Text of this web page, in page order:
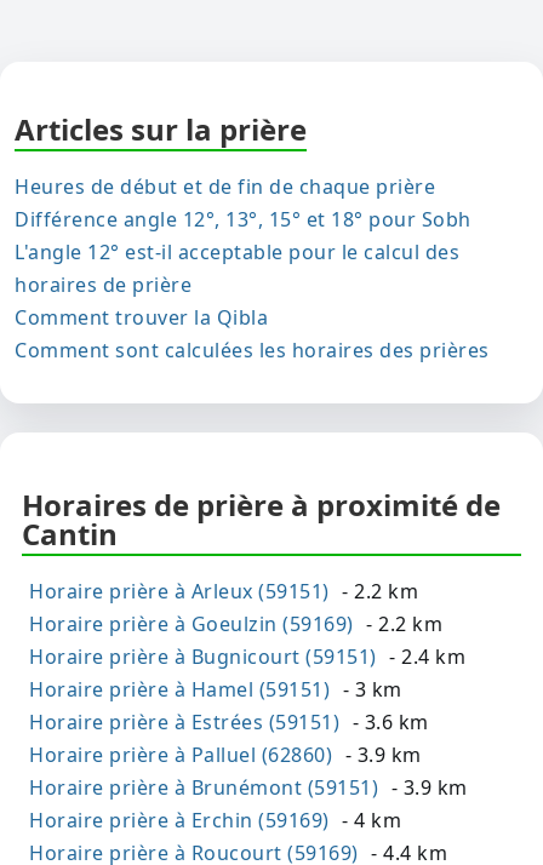
Articles sur la prière
Heures de début et de fin de chaque prière
Différence angle 12°, 13°, 15° et 18° pour Sobh
L'angle 12° est-il acceptable pour le calcul des
horaires de prière
Comment trouver la Qibla
Comment sont calculées les horaires des prières
Horaires de prière à proximité de
Cantin
Horaire prière à Arleux (59151) - 2.2 km
Horaire prière à Goeulzin (59169) - 2.2 km
Horaire prière à Bugnicourt (59151) - 2.4 km
Horaire prière à Hamel (59151) - 3 km
Horaire prière à Estrées (59151) - 3.6 km
Horaire prière à Palluel (62860) - 3.9 km
Horaire prière à Brunémont (59151) - 3.9 km
Horaire prière à Erchin (59169) - 4 km
Horaire prière à Roucourt (59169) - 4.4 km